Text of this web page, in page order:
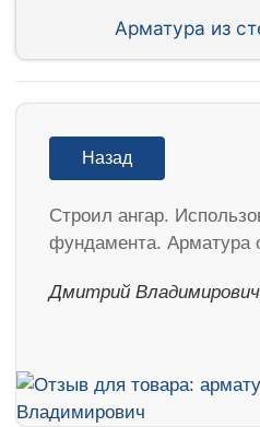
Арматура из
Назад
Строил ангар.
фундамента. Арматура
Дмитрий